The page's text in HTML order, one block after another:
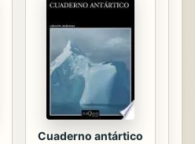
Cuaderno antártico